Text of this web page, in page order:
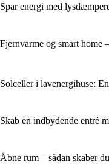
Spar energi med
Fjernvarme og smart home
Solceller i lavenergihuse:
Skab en indbydende entré
Åbne rum – sådan skaber